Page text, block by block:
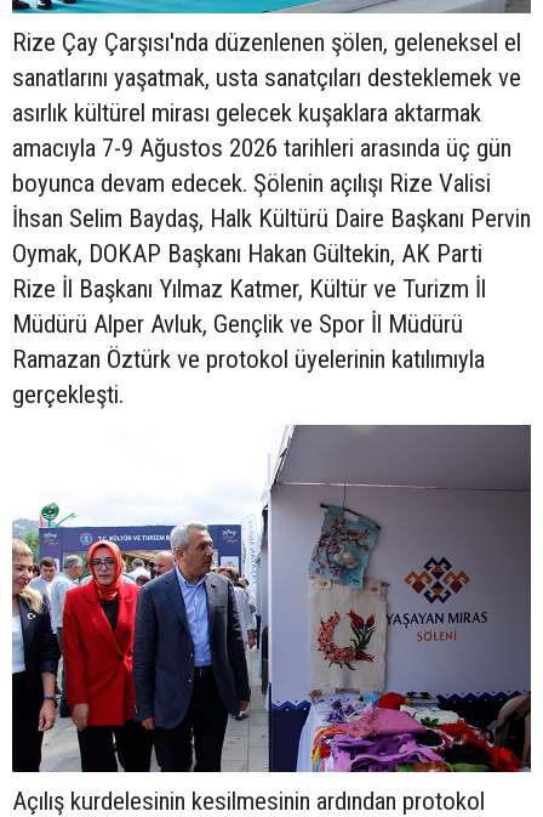
Rize Çay Çarşısı'nda düzenlenen şölen, geleneksel el
sanatlarını yaşatmak, usta sanatçıları desteklemek ve
asırlık kültürel mirası gelecek kuşaklara aktarmak
amacıyla 7-9 Ağustos 2026 tarihleri arasında üç gün
boyunca devam edecek. Şölenin açılışı Rize Valisi
İhsan Selim Baydaş, Halk Kültürü Daire Başkanı Pervin
Oymak, DOKAP Başkanı Hakan Gültekin, AK Parti
Rize İl Başkanı Yılmaz Katmer, Kültür ve Turizm İl
Müdürü Alper Avluk, Gençlik ve Spor İl Müdürü
Ramazan Öztürk ve protokol üyelerinin katılımıyla
gerçekleşti.
Açılış kurdelesinin kesilmesinin ardından protokol